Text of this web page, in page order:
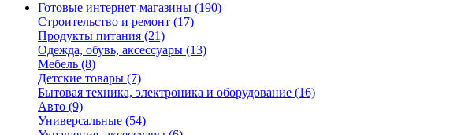
Готовые интернет-магазины (190)
Строительство и ремонт (17)
Продукты питания (21)
Одежда, обувь, аксессуары (13)
Мебель (8)
Детские товары (7)
Бытовая техника, электроника и оборудование (16)
Авто (9)
Универсальные (54)